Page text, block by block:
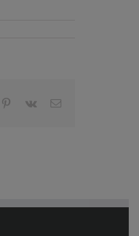
Pinterest
Vk
Correo